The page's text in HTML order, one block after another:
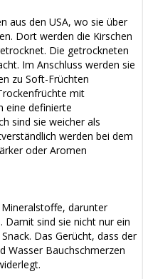
aus den USA, wo sie über
Dort werden die Kirschen
Die getrockneten
Im Anschluss werden sie
zu Soft-Früchten
mit
eine definierte
sind sie weicher als
werden bei dem
oder Aromen
darunter
Damit sind sie nicht nur ein
Das Gerücht, dass der
Wasser Bauchschmerzen